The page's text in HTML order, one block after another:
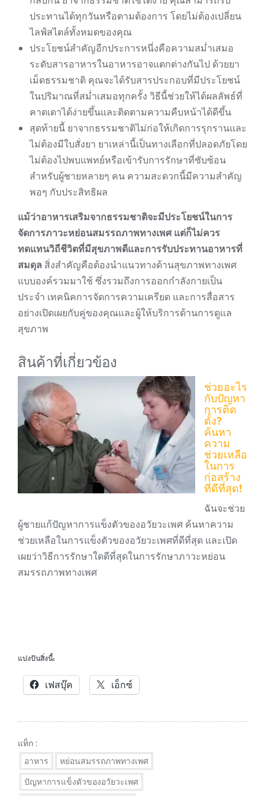
ประทานได้ทุกวันหรือตามต้องการ โดยไม่ต้องเปลี่ยน
ไลฟ์สไตล์ทั้งหมดของคุณ
ประโยชน์สำคัญอีกประการหนึ่งคือความสม่ำเสมอ
ระดับสารอาหารในอาหารอาจแตกต่างกันไป ด้วยยา
เม็ดธรรมชาติ คุณจะได้รับสารประกอบที่มีประโยชน์
ในปริมาณที่สม่ำเสมอทุกครั้ง วิธีนี้ช่วยให้ได้ผลลัพธ์ที่
คาดเดาได้ง่ายขึ้นและติดตามความคืบหน้าได้ดีขึ้น
สุดท้ายนี้ ยาจากธรรมชาติไม่ก่อให้เกิดการรุกรานและ
ไม่ต้องมีใบสั่งยา ยาเหล่านี้เป็นทางเลือกที่ปลอดภัยโดย
ไม่ต้องไปพบแพทย์หรือเข้ารับการรักษาที่ซับซ้อน
สำหรับผู้ชายหลายๆ คน ความสะดวกนี้มีความสำคัญ
พอๆ กับประสิทธิผล
แม้ว่าอาหารเสริมจากธรรมชาติจะมีประโยชน์ในการ
จัดการภาวะหย่อนสมรรถภาพทางเพศ แต่ก็ไม่ควร
ทดแทนวิถีชีวิตที่มีสุขภาพดีและการรับประทานอาหารที่
สมดุล สิ่งสำคัญคือต้องนำแนวทางด้านสุขภาพทางเพศ
แบบองค์รวมมาใช้ ซึ่งรวมถึงการออกกำลังกายเป็น
ประจำ เทคนิคการจัดการความเครียด และการสื่อสาร
อย่างเปิดเผยกับคู่ของคุณและผู้ให้บริการด้านการดูแล
สุขภาพ
สินค้าที่เกี่ยวข้อง
ช่วยอะไร
กับปัญหา
การติด
ตั้ง?
ค้นหา
ความ
ช่วยเหลือ
ในการ
ก่อสร้าง
ที่ดีที่สุด!
ฉันจะช่วย
ผู้ชายแก้ปัญหาการแข็งตัวของอวัยวะเพศ ค้นหาความ
ช่วยเหลือในการแข็งตัวของอวัยวะเพศที่ดีที่สุด และเปิด
เผยว่าวิธีการรักษาใดดีที่สุดในการรักษาภาวะหย่อน
สมรรถภาพทางเพศ
แบ่งปันสิ่งนี้:
เฟสบุ๊ค เอ็กซ์
แท็ก :
อาหาร
หย่อนสมรรถภาพทางเพศ
ปัญหาการแข็งตัวของอวัยวะเพศ